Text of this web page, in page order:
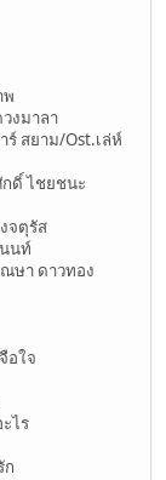
พ
งมาลา
ร์ สยาม/Ost.เล่ห์
ดิ์ ไชยชนะ
จตุรัส
นท์
ณษา ดาวทอง
อใจ
ไร
ก